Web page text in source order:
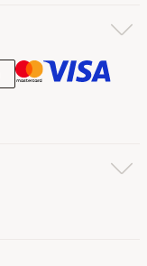
Rekening